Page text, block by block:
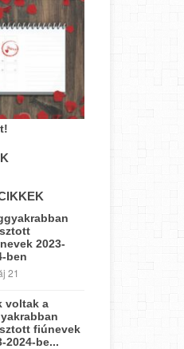
2023-
ben
21
voltak a
fiúnevek
2024-be...